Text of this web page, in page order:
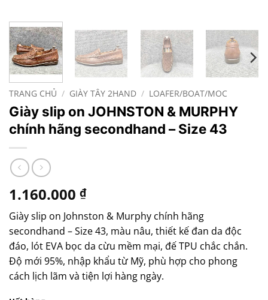
TRANG CHỦ / GIÀY TÂY 2HAND / LOAFER/BOAT/MOC
Giày slip on JOHNSTON & MURPHY
chính hãng secondhand – Size 43
1.160.000 ₫
Giày slip on Johnston & Murphy chính hãng
secondhand – Size 43, màu nâu, thiết kế đan da độc
đáo, lót EVA bọc da cừu mềm mại, đế TPU chắc chắn.
Độ mới 95%, nhập khẩu từ Mỹ, phù hợp cho phong
cách lịch lãm và tiện lợi hàng ngày.